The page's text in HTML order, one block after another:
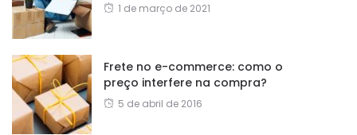
1 de março de 2021
Frete no e-commerce: como o
preço interfere na compra?
5 de abril de 2016